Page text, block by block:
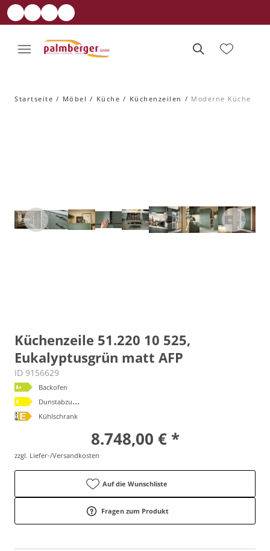
Startseite Möbel Küche Küchenzeilen Moderne Küche
Küchenzeile 51.220 10 525,
Eukalyptusgrün matt AFP
ID 9156629
Backofen
D
unstabzugshaube
Kühlschrank
8.748,00 € *
zzgl. Liefer-/Versandkosten
Auf die Wunschliste
Fragen zum Produkt